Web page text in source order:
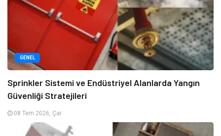
GENEL
Sprinkler Sistemi ve Endüstriyel Alanlarda Yangın
Güvenliği Stratejileri
08 Tem 2026, Çar